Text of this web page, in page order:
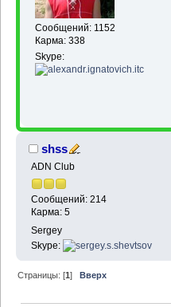
Сообщений: 1152
Карма: 338
Skype:
shss
ADN Club
Сообщений: 214
Карма: 5
Sergey
Skype:
Страницы: [1] Вверх